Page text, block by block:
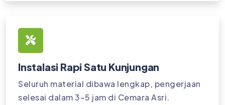
Instalasi Rapi Satu Kunjungan
Seluruh material dibawa lengkap, pengerjaan
selesai dalam 3–5 jam di Cemara Asri.